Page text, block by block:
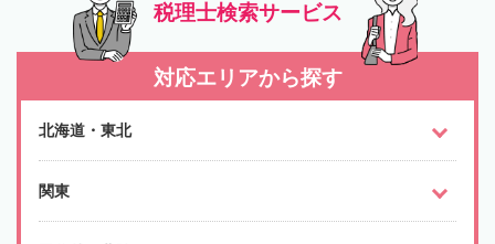
税理士検索サービス
対応エリアから探す
北海道・東北
関東